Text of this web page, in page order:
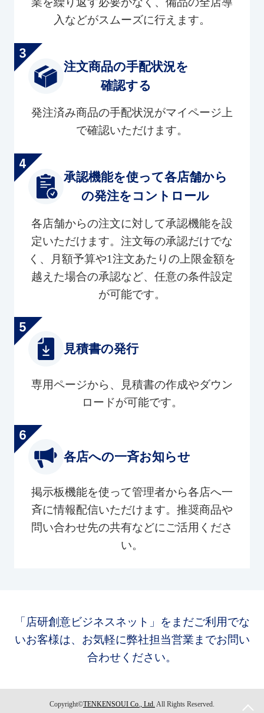
入などがスムーズに行えます。
注文商品の手配状況を
確認する
発注済み商品の手配状況がマイページ上
で確認いただけます。
承認機能を使って各店舗から
の発注をコントロール
各店舗からの注文に対して承認機能を設
定いただけます。注文毎の承認だけでな
く、月額予算や1注文あたりの上限金額を
越えた場合の承認など、任意の条件設定
が可能です。
見積書の発行
専用ページから、見積書の作成やダウン
ロードが可能です。
各店への一斉お知らせ
掲示板機能を使って管理者から各店へ一
斉に情報配信いただけます。推奨商品や
問い合わせ先の共有などにご活用くださ
い。
「店研創意ビジネスネット」をまだご利用でな
いお客様は、お気軽に弊社担当営業までお問い
合わせください。
Copyright©TENKENSOUI Co., Ltd. All Rights Reserved.